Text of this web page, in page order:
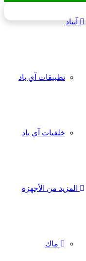
آيباد
تطبيقات آي باد
خلفيات آي باد
المزيد من الأجهزة
ماك